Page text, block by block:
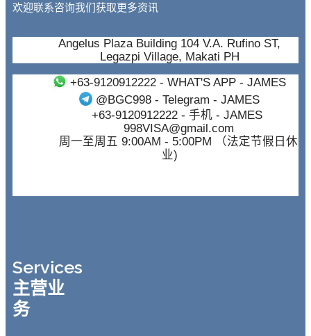
欢迎联系咨询我们获取更多资讯
Angelus Plaza Building 104 V.A. Rufino ST,
Legazpi Village, Makati PH
+63-9120912222- WHAT'S APP - JAMES
@BGC998 - Telegram - JAMES
+63-9120912222- 手机 - JAMES
998VISA@gmail.com
周一至周五 9:00AM - 5:00PM （法定节假日休
业)
Services
主营业
务